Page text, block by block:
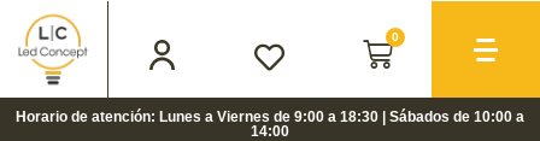
0
Horario de atención: Lunes a Viernes de 9:00 a 18:30 | Sábados de 10:00 a
14:00